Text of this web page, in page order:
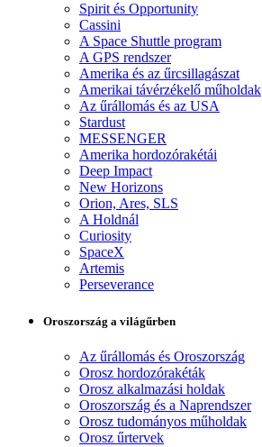
Spirit és Opportunity
Cassini
A Space Shuttle program
A GPS rendszer
Amerika és az űrcsillagászat
Amerikai távérzékelő műholdak
Az űrállomás és az USA
Stardust
MESSENGER
Amerika hordozórakétái
Deep Impact
New Horizons
Orion, Ares, SLS
A Holdnál
Curiosity
SpaceX
Artemis
Perseverance
Oroszország a világűrben
Az űrállomás és Oroszország
Orosz hordozórakéták
Orosz alkalmazási holdak
Oroszország és a Naprendszer
Orosz tudományos műholdak
Orosz űrtervek